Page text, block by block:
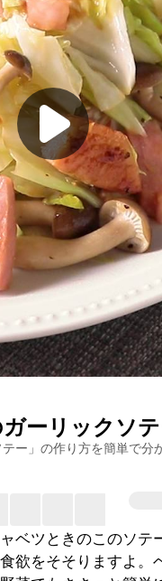
ーリックソ
ー 」の作り方を簡単で分
ベツときのこのソ
欲をそそりますよ。